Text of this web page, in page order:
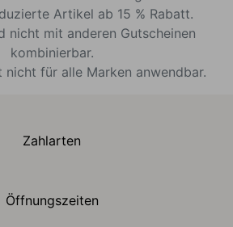
Artikel ab 15 % Rabatt.
nicht mit anderen Gutscheinen
kombinierbar.
nicht für alle Marken anwendbar.
Zahlarten
Öffnungszeiten